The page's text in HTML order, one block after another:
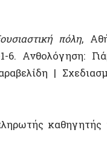
| Σχεδιασμός-
καθηγητής της